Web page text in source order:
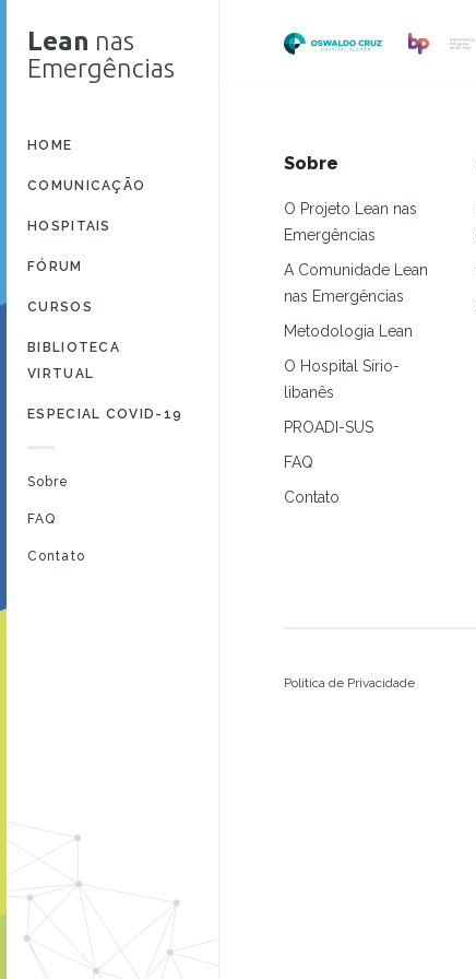
Lean nas
Emergências
HOME
COMUNICAÇÃO
HOSPITAIS
FÓRUM
CURSOS
BIBLIOTECA
VIRTUAL
ESPECIAL COVID-19
Sobre
FAQ
Contato
Sobre
O Projeto Lean nas
Emergências
A Comunidade Lean
nas Emergências
Metodologia Lean
O Hospital Sírio-
libanês
PROADI-SUS
FAQ
Contato
Política de Privacidade